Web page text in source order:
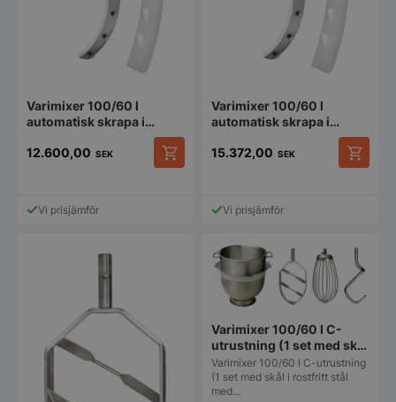
Varimixer 100/60 l
automatisk skrapa i
skrapblad i nylon
12.600,00 SEK
Vi prisjämför
Varimixer 100/60 l
automatisk skrapa i
skrapblad i teflon
15.372,00 SEK
Vi prisjämför
Varimixer 100/60 l C-
utrustning (1 set med skål
i rostfritt stål med
skåldetektering och
verktyg)
Varimixer 100/60 l C-utrustning
(1 set med skål i rostfritt stål
med…
Funktioner Oklassificerade
kärnwebbplatsfunktioner som användarinloggning
och kontohantering. Webbplatsen kan inte
användas ordentligt utan strikt nödvändiga cookies.
Leverantör
VISITOR_PRIVACY_METADATA
YouTube
.youtube.com